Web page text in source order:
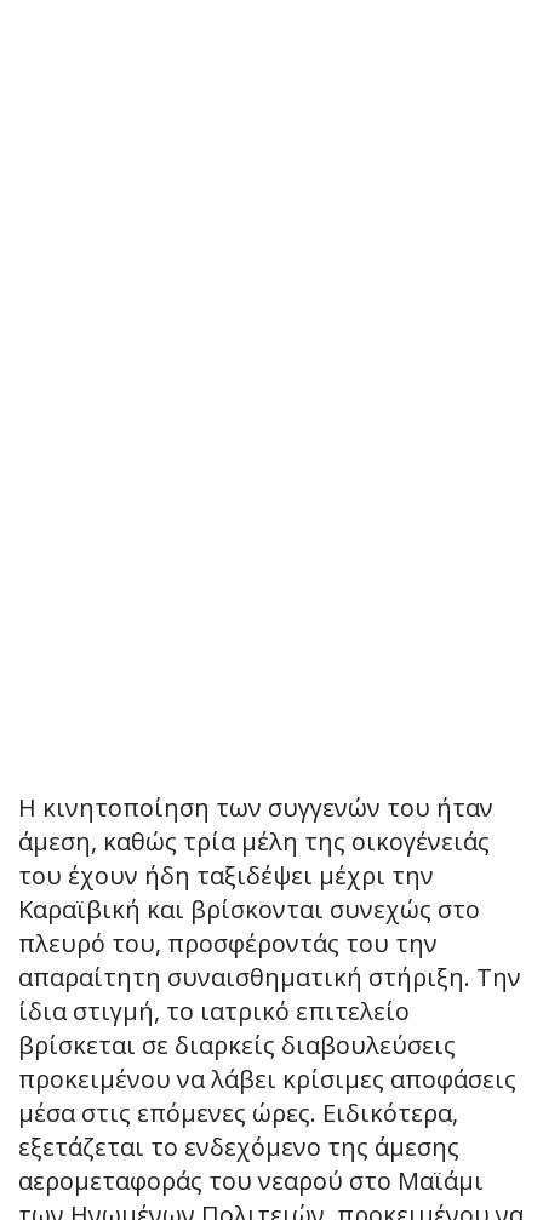
Η κινητοποίηση των συγγενών του ήταν
άμεση, καθώς τρία μέλη της οικογένειάς
του έχουν ήδη ταξιδέψει μέχρι την
Καραϊβική και βρίσκονται συνεχώς στο
πλευρό του, προσφέροντάς του την
απαραίτητη συναισθηματική στήριξη. Την
ίδια στιγμή, το ιατρικό επιτελείο
βρίσκεται σε διαρκείς διαβουλεύσεις
προκειμένου να λάβει κρίσιμες αποφάσεις
μέσα στις επόμενες ώρες. Ειδικότερα,
εξετάζεται το ενδεχόμενο της άμεσης
αερομεταφοράς του νεαρού στο Μαϊάμι